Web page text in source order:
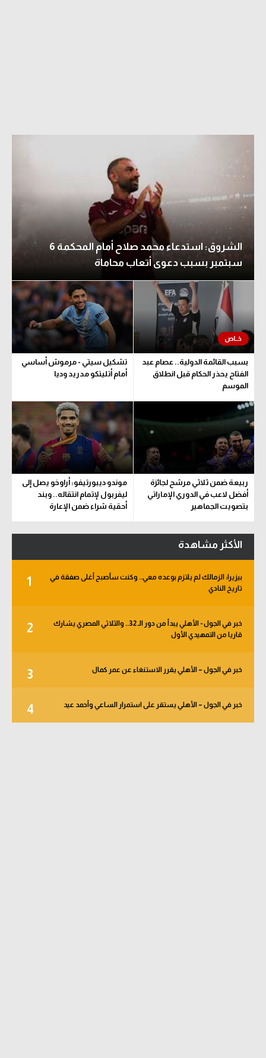
الشروق: استدعاء محمد صلاح أمام المحكمة 6
سبتمبر بسبب دعوى أتعاب محاماة
بسبب القائمة الدولية.. عصام عبد
الفتاح يحذر الحكام قبل انطلاق
الموسم
تشكيل سيتي - مرموش أساسي
أمام أتليتكو مدريد وديا
ربيعة ضمن ثلاثي مرشح لجائزة
أفضل لاعب في الدوري الإماراتي
بتصويت الجماهير
موندو ديبورتيفو: أراوخو يصل إلى
ليفربول لإتمام انتقاله.. وبند
أحقية شراء ضمن الإعارة
الأكثر مشاهدة
1
بيزيرا: الزمالك لم يلتزم بوعده معي.. وكنت سأصبح أغلى صفقة في
تاريخ النادي
2
خبر في الجول - الأهلي يبدأ من دور الـ 32.. والثلاثي المصري يشارك
قاريا من التمهيدي الأول
3 خبر في الجول – الأهلي يقرر الاستنغاء عن عمر كمال
4 خبر في الجول – الأهلي يستقر على استمرار الساعي وأحمد عيد